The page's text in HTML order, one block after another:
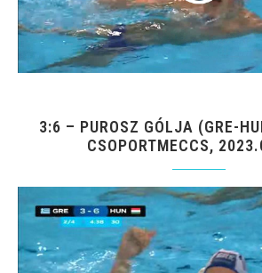
3:6 – PUROSZ GÓLJA (GRE-
CSOPORTMECCS,